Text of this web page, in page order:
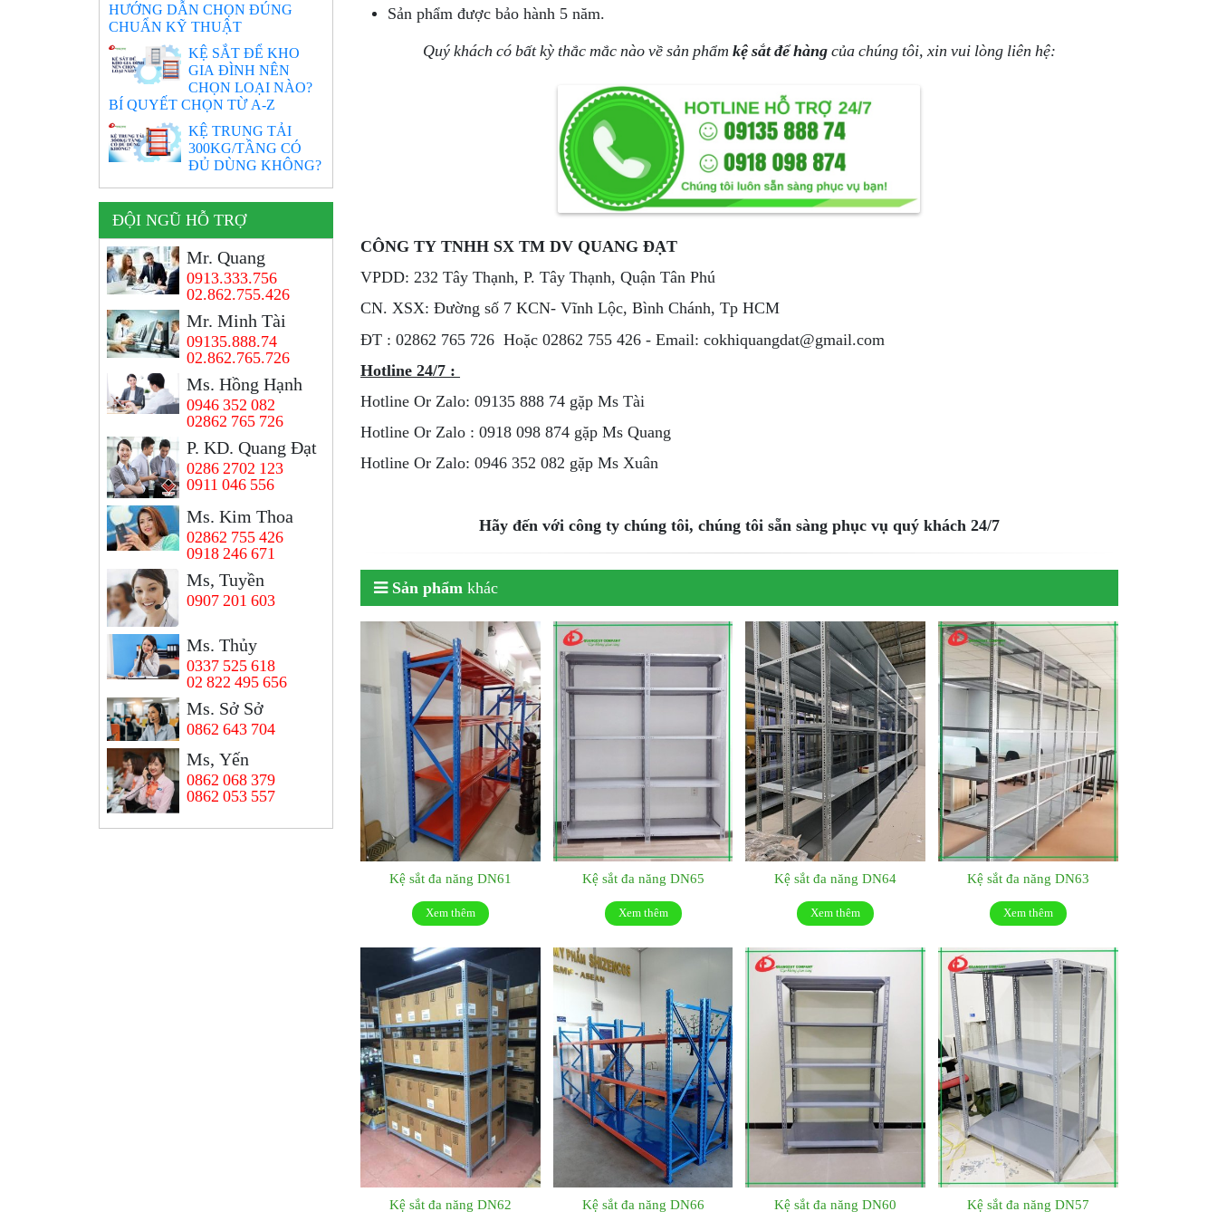
Sản phẩm được bảo hành 5 năm.
Quý khách có bất kỳ thắc mắc nào về sản phẩm kệ sắt để hàngcủa chúng tôi, xin vui lòng liên hệ:
CÔNG TY TNHH SX TM DV QUANG ĐẠT
VPDD: 232 Tây Thạnh, P. Tây Thạnh, Quận Tân Phú
CN. XSX: Đường số 7 KCN- Vĩnh Lộc, Bình Chánh, Tp HCM
ÐT : 02862 765 726 Hoặc 02862 755 426 - Email: cokhiquangdat@gmail.com
Hotline 24/7 :
Hotline Or Zalo: 09135 888 74 gặp Ms Tài
Hotline Or Zalo : 0918 098 874 gặp Ms Quang
Hotline Or Zalo: 0946 352 082 gặp Ms Xuân
Hãy đến với công ty chúng tôi, chúng tôi sẵn sàng phục vụ quý khách 24/7
Sản phẩm khác
Kệ sắt đa năng DN61
Xem thêm
Kệ sắt đa năng DN65
Xem thêm
Kệ sắt đa năng DN64
Xem thêm
Kệ sắt đa năng DN63
Xem thêm
Kệ sắt đa năng DN62 Kệ sắt đa năng DN66 Kệ sắt đa năng DN60 Kệ sắt đa năng DN57
HƯỚNG DẪN CHỌN ĐÚNG
CHUẨN KỸ THUẬT
KỆ SẮT ĐỂ KHO
GIA ĐÌNH NÊN
CHỌN LOẠI NÀO?
BÍ QUYẾT CHỌN TỪ A-Z
KỆ TRUNG TẢI
300KG/TẦNG CÓ
ĐỦ DÙNG KHÔNG?
ĐỘI NGŨ HỖ TRỢ
Mr. Quang
0913.333.756
02.862.755.426
Mr. Minh Tài
09135.888.74
02.862.765.726
Ms. Hồng Hạnh
0946 352 082
02862 765 726
P. KD. Quang Đạt
0286 2702 123
0911 046 556
Ms. Kim Thoa
02862 755 426
0918 246 671
Ms, Tuyền
0907 201 603
Ms. Thủy
0337 525 618
02 822 495 656
Ms. Sở Sở
0862 643 704
Ms, Yến
0862 068 379
0862 053 557